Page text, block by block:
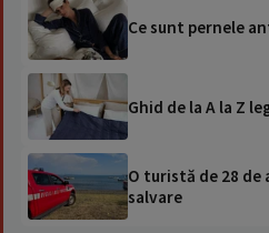
Ce sunt pernele
Ghid de la A la Z
O turistă de 28 de
salvare